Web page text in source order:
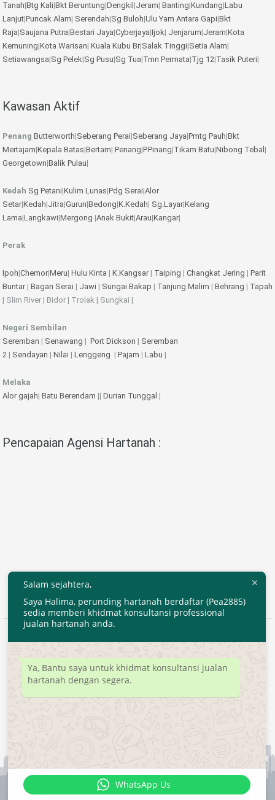
Tanah|Btg Kali|Bkt Beruntung|Dengkil |Jeram| Banting|Kundang|Labu
Lanjut|Puncak Alam| Serendah|Sg Buloh|Ulu Yam Antara Gapi|Bkt
Raja|Saujana Putra|Bestari Jaya|Cyberjaya|Ijok| Jenjarum|Jeram|Kota
Kemuning|Kota Warisan| Kuala Kubu Br|Salak Tinggi|Setia Alam|
Setiawangsa|Sg Pelek|Sg Pusu|Sg Tua|Tmn Permata|Tjg 12|Tasik Puteri|
Kawasan Aktif
Penang Butterworth|Seberang Perai|Seberang Jaya|Pmtg Pauh|Bkt
Mertajam|Kepala Batas|Bertam| Penang|P.Pinang|Tikam Batu|Nibong Tebal |
Georgetown|Balik Pulau|
Kedah Sg Petani|Kulim Lunas|Pdg Serai|Alor
Setar|Kedah|Jitra|Gurun|Bedong|K.Kedah| Sg.Layar|Kelang
Lama|Langkawi|Mergong |Anak Bukit|Arau|Kangar|
Perak
Ipoh|Chemor|Meru| Hulu Kinta | K.Kangsar| Taiping | Changkat Jering | Parit
Buntar| Bagan Serai | Jawi | Sungai Bakap | Tanjung Malim | Behrang | Tapah
| Slim River | Bidor | Trolak | Sungkai |
Negeri Sembilan
Seremban | Senawang | Port Dickson | Seremban
2 | Sendayan | Nilai | Lenggeng | Pajam | Labu |
Melaka
Alor gajah| Batu Berendam || Durian Tunggal |
Pencapaian Agensi Hartanah :
2020 © EjenHartanahKL.com. All Right Reserved.
Developed byMyTranspro
Salam sejahtera,
Saya Halima, perunding hartanah berdaftar (Pea2885)
sedia memberi khidmat konsultansi professional
jualan hartanah anda.
Ya, Bantu saya untuk khidmat konsultansi jualan
hartanah dengan segera.
WhatsApp Us